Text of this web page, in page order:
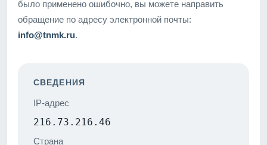
было применено ошибочно, вы можете направить
обращение по адресу электронной почты:
info@tnmk.ru.
СВЕДЕНИЯ
IP-адрес
216.73.216.46
Страна